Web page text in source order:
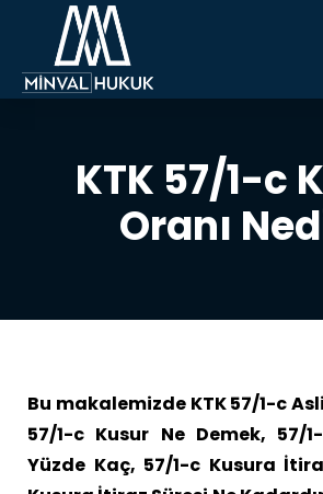
KTK 57/1-c
Oranı
Bu makalemizde KTK 57/1-c
57/1-c Kusur Ne Demek, 57/
Yüzde Kaç, 57/1-c Kusura